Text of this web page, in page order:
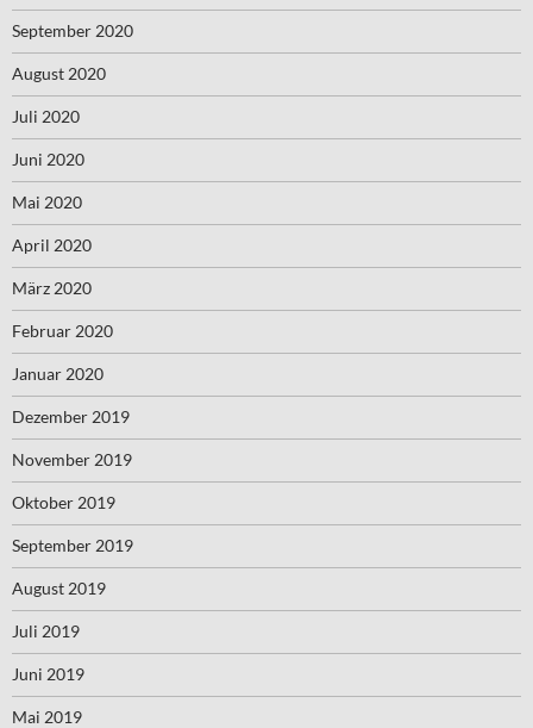
September 2020
August 2020
Juli 2020
Juni 2020
Mai 2020
April 2020
März 2020
Februar 2020
Januar 2020
Dezember 2019
November 2019
Oktober 2019
September 2019
August 2019
Juli 2019
Juni 2019
Mai 2019